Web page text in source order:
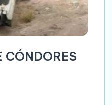
CÓNDORES